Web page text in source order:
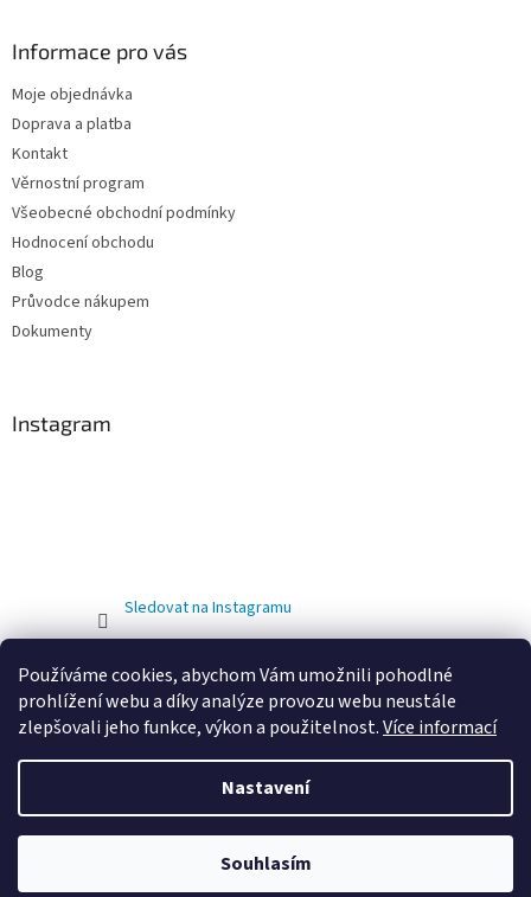
Používáme cookies, abychom Vám umožnili pohodlné
prohlížení webu a díky analýze provozu webu neustále
zlepšovali jeho funkce, výkon a použitelnost.Více informací
Nastavení
Souhlasím
OD 01.02.2026 DOCHÁZÍ KE ZMĚNĚ PROVOZOVNY. NOVÁ ADRESA
Informace pro vás
Moje objednávka
Doprava a platba
Kontakt
Věrnostní program
Všeobecné obchodní podmínky
Hodnocení obchodu
Blog
Průvodce nákupem
Dokumenty
Instagram
Sledovat na Instagramu
Vytvořil Shoptet
Eshop Jirout Bazény. Všechna práva vyhrazena.